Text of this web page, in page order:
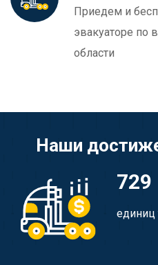
Приедем и
эвакуаторе по
области
Наши
729
единиц